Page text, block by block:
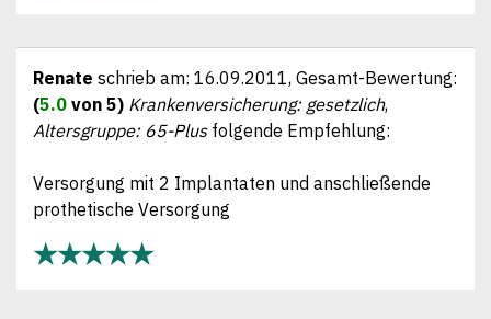
Renate schrieb am: 16.09.2011, Gesamt-Bewertung:
(5.0 von 5) Krankenversicherung: gesetzlich,
Altersgruppe: 65-Plus folgende Empfehlung:
Versorgung mit 2 Implantaten und anschließende
prothetische Versorgung
★★★★★